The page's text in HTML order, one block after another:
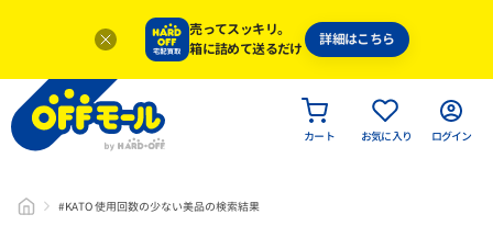
売ってスッキリ。
箱に詰めて送るだけ
詳細はこちら
カート お気に入り ログイン
#KATO 使用回数の少ない美品の検索結果